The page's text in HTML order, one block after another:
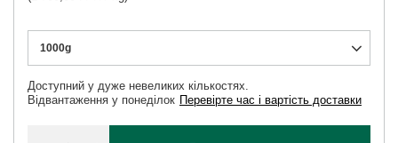
1000g
Доступний у дуже невеликих кількостях
Відвантаження у понеділок Перевірте час і вартість доставки